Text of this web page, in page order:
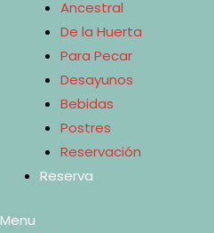
Ancestral
De la Huerta
Para Pecar
Desayunos
Bebidas
Postres
Reservación
Reserva
Menu